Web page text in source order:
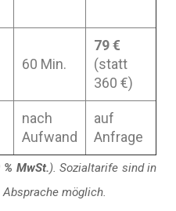
60 Min.
79 €
(statt
360 €)
nach
Aufwand
auf
Anfrage
MwSt.). Sozialtarife sind in
möglich.